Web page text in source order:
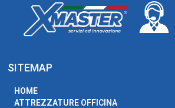
SITEMAP
HOME
ATTREZZATURE OFFICINA